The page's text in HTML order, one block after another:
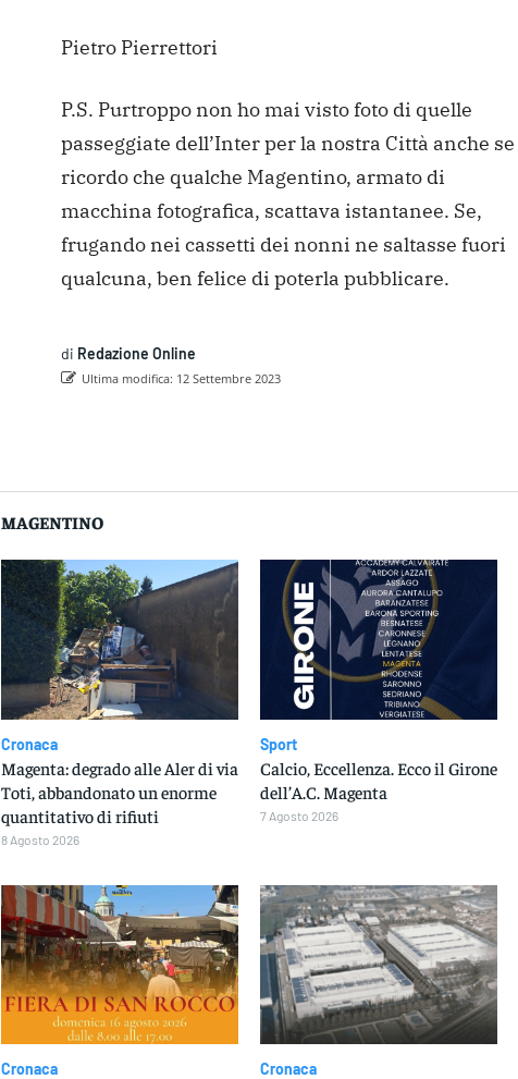
Pietro Pierrettori
P.S. Purtroppo non ho mai visto foto di quelle
passeggiate dell’Inter per la nostra Città anche se
ricordo che qualche Magentino, armato di
macchina fotografica, scattava istantanee. Se,
frugando nei cassetti dei nonni ne saltasse fuori
qualcuna, ben felice di poterla pubblicare.
di Redazione Online
Ultima modifica: 12 Settembre 2023
MAGENTINO
Cronaca
Magenta: degrado alle Aler di via
Toti, abbandonato un enorme
quantitativo di rifiuti
8 Agosto 2026
Sport
Calcio, Eccellenza. Ecco il Girone
dell’A.C. Magenta
7 Agosto 2026
Cronaca Cronaca